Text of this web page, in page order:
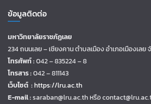
ข้อมูลติดต่อ
มหาวิทยาลัยราชภัฏเลย
234 ถนนเลย – เชียงคาน ตำบลเมือง อำเภอเมืองเล
โทรศัพท์ :042 – 835224 – 8
โทรสาร :042 – 811143
เว็บไซต์ :https://lru.ac.th
E-mail :saraban@lru.ac.thหรือ